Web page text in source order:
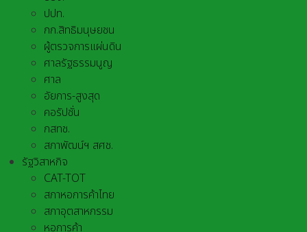
ปปท.
กก.สิทธิมนุษยชน
ผู้ตรวจการแผ่นดิน
ศาลรัฐธรรมนูญ
ศาล
อัยการ-สูงสุด
คอรัปชั่น
กสทช.
สภาพัฒน์ฯ สศช.
รัฐวิสาหกิจ
CAT-TOT
สภาหอการค้าไทย
สภาอุตสาหกรรม
หอการค้า